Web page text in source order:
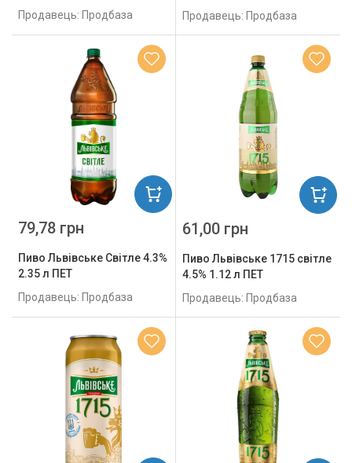
Продавець: Продбаза Продавець: Продбаза
Пиво Львівське Світле 4.3%
2.35 л ПЕТ
Продавець: Продбаза
79,78 грн
Пиво Львівське 1715 світле
4.5% 1.12 л ПЕТ
Продавець: Продбаза
61,00 грн